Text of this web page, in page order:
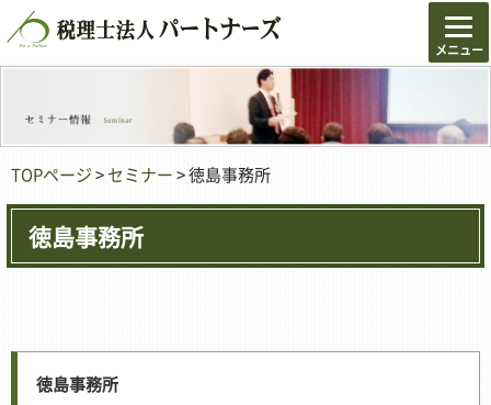
TOPページ>セミナー> 徳島事務所
徳島事務所
徳島事務所